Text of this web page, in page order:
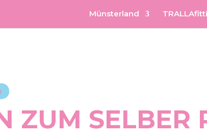
Münsterland TRALLAfitti
ZUM SELBER